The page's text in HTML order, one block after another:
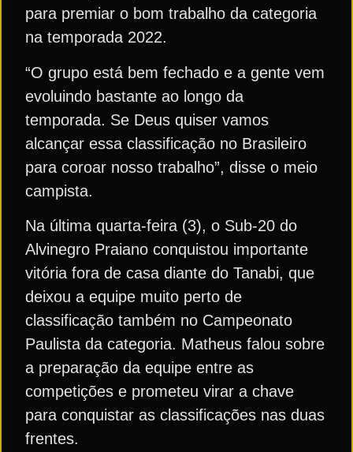
para premiar o bom trabalho da categoria
na temporada 2022.
“O grupo está bem fechado e a gente vem
evoluindo bastante ao longo da
temporada. Se Deus quiser vamos
alcançar essa classificação no Brasileiro
para coroar nosso trabalho”, disse o meio
campista.
Na última quarta-feira (3), o Sub-20 do
Alvinegro Praiano conquistou importante
vitória fora de casa diante do Tanabi, que
deixou a equipe muito perto de
classificação também no Campeonato
Paulista da categoria. Matheus falou sobre
a preparação da equipe entre as
competições e prometeu virar a chave
para conquistar as classificações nas duas
frentes.